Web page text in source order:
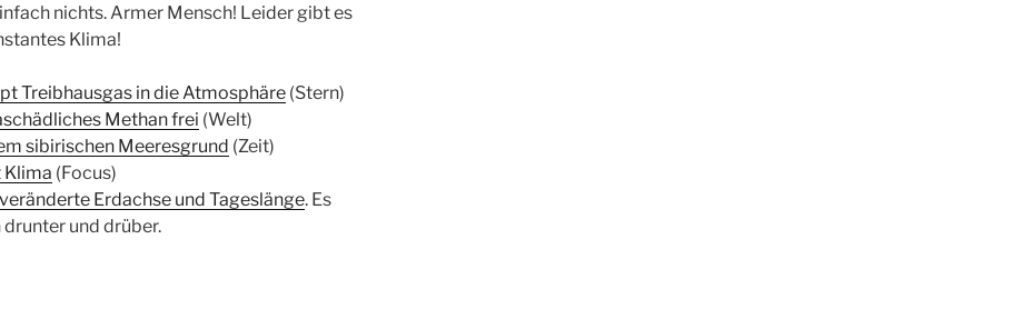
nichts. Armer Mensch! Leider gibt es
Klima!
Treibhausgas in die Atmosphäre (Stern)
Methan frei (Welt)
sibirischen Meeresgrund (Zeit)
(Focus)
Erdachse und Tageslänge. Es
und drüber.